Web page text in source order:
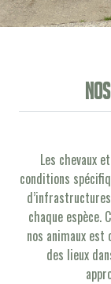
Les chevaux
conditions
chaque espèce.
nos animaux
des lieux